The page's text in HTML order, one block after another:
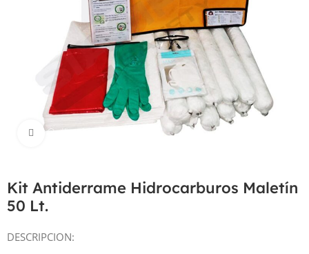
Haga Click para agrandar
Kit Antiderrame Hidrocarburos Maletín
50 Lt.
DESCRIPCION: